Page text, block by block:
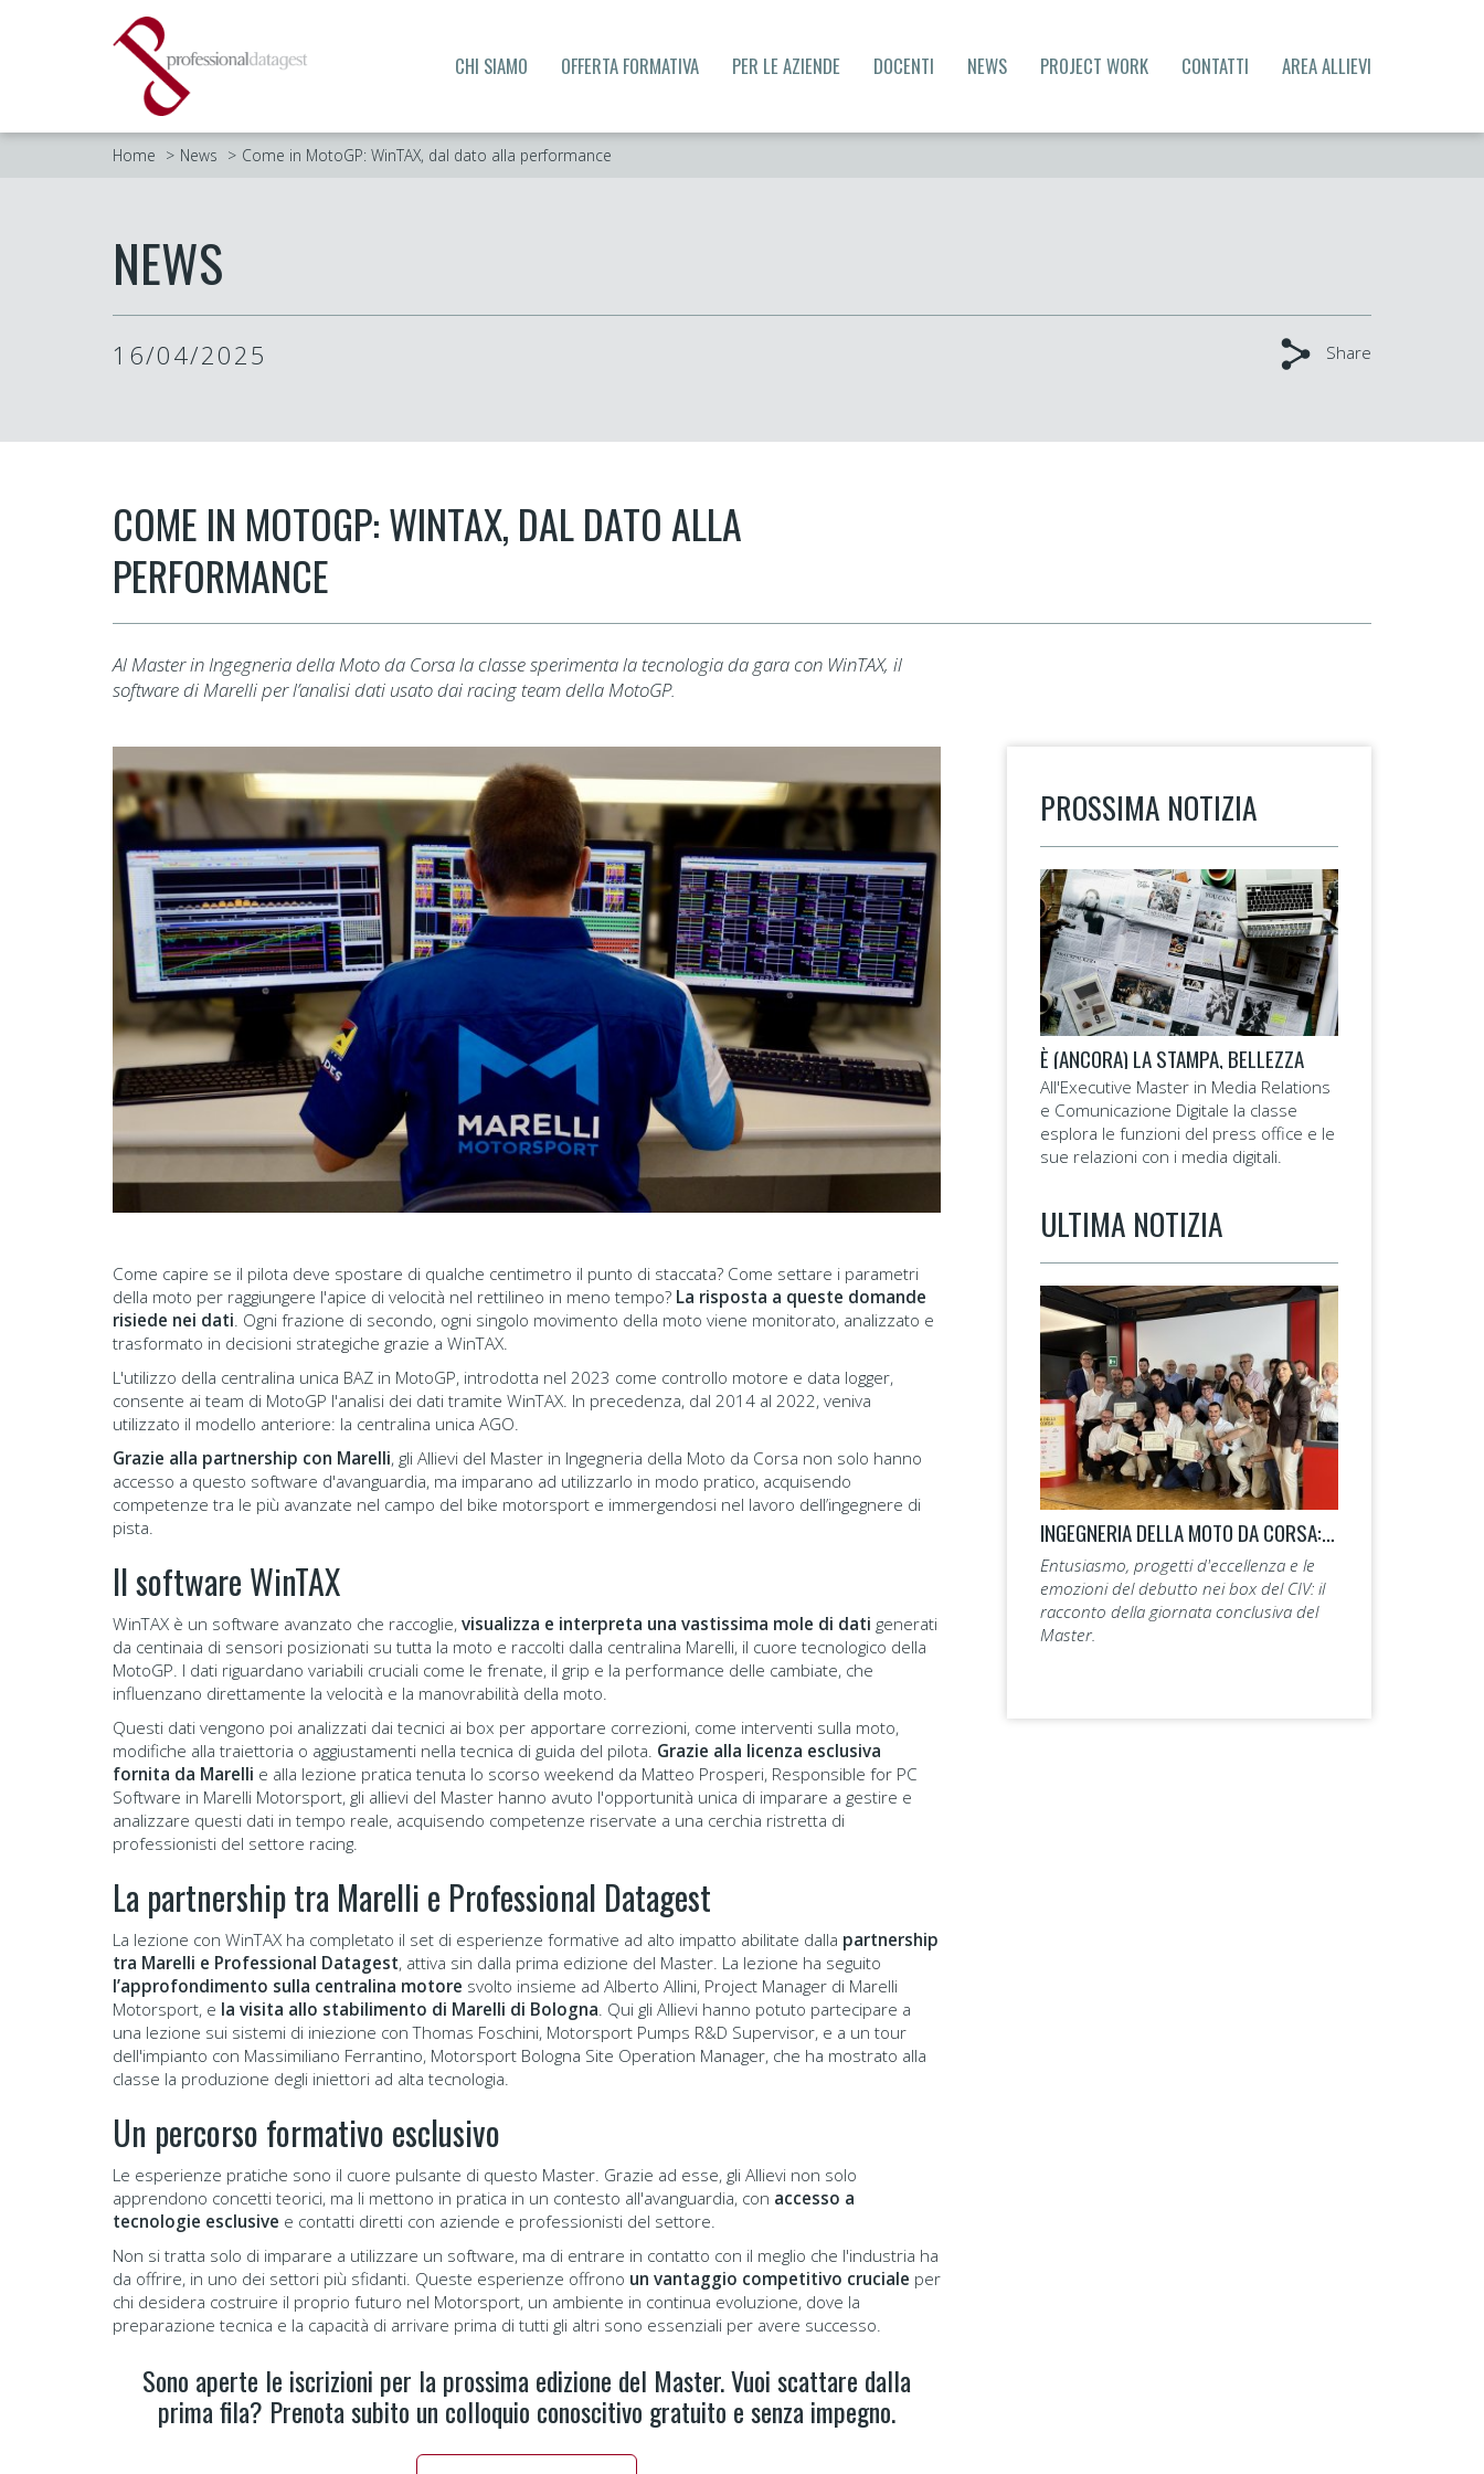
CHI SIAMO OFFERTA FORMATIVA PER LE AZIENDE DOCENTI NEWS PROJECT WORK CONTATTI AREA ALLIEVI
Home News Come in MotoGP: WinTAX, dal dato alla performance
NEWS
16/04/2025 Share
COME IN MOTOGP: WINTAX, DAL DATO ALLA
PERFORMANCE
Al Master in Ingegneria della Moto da Corsa la classe sperimenta la tecnologia da gara con WinTAX, il
software di Marelli per l’analisi dati usato dai racing team della MotoGP.​
Come capire se il pilota deve spostare di qualche centimetro il punto di staccata? Come settare i parametri
della moto per raggiungere l'apice di velocità nel rettilineo in meno tempo? La risposta a queste domande
risiede nei dati . Ogni frazione di secondo, ogni singolo movimento della moto viene monitorato, analizzato e
trasformato in decisioni strategiche grazie a WinTAX.
L'utilizzo della centralina unica BAZ in MotoGP, introdotta nel 2023 come controllo motore e data logger,
consente ai team di MotoGP l'analisi dei dati tramite WinTAX. In precedenza, dal 2014 al 2022, veniva
utilizzato il modello anteriore: la centralina unica AGO.
Grazie alla partnership con Marelli, gli Allievi del Master in Ingegneria della Moto da Corsa non solo hanno
accesso a questo software d'avanguardia, ma imparano ad utilizzarlo in modo pratico, acquisendo
competenze tra le più avanzate nel campo del bike motorsport e immergendosi nel lavoro dell’ingegnere di
pista.
Il software WinTAX
WinTAX è un software avanzato che raccoglie, visualizza e interpreta una vastissima mole di dati generati
da centinaia di sensori posizionati su tutta la moto e raccolti dalla centralina Marelli, il cuore tecnologico della
MotoGP. I dati riguardano variabili cruciali come le frenate, il grip e la performance delle cambiate, che
influenzano direttamente la velocità e la manovrabilità della moto.
Questi dati vengono poi analizzati dai tecnici ai box per apportare correzioni, come interventi sulla moto,
modifiche alla traiettoria o aggiustamenti nella tecnica di guida del pilota. Grazie alla licenza esclusiva
fornita da Marelli e alla lezione pratica tenuta lo scorso weekend da Matteo Prosperi, Responsible for PC
Software in Marelli Motorsport, gli allievi del Master hanno avuto l'opportunità unica di imparare a gestire e
analizzare questi dati in tempo reale, acquisendo competenze riservate a una cerchia ristretta di
professionisti del settore racing.
La partnership tra Marelli e Professional Datagest
La lezione con WinTAX ha completato il set di esperienze formative ad alto impatto abilitate dalla partnership
tra Marelli e Professional Datagest, attiva sin dalla prima edizione del Master. La lezione ha seguito
l’approfondimento sulla centralina motore svolto insieme ad Alberto Allini, Project Manager di Marelli
Motorsport, e la visita allo stabilimento di Marelli di Bologna . Qui gli Allievi hanno potuto partecipare a
una lezione sui sistemi di iniezione con Thomas Foschini, Motorsport Pumps R&D Supervisor, e a un tour
dell'impianto con Massimiliano Ferrantino, Motorsport Bologna Site Operation Manager, che ha mostrato alla
classe la produzione degli iniettori ad alta tecnologia.
Un percorso formativo esclusivo
Le esperienze pratiche sono il cuore pulsante di questo Master. Grazie ad esse, gli Allievi non solo
apprendono concetti teorici, ma li mettono in pratica in un contesto all'avanguardia, con accesso a
tecnologie esclusive e contatti diretti con aziende e professionisti del settore.
Non si tratta solo di imparare a utilizzare un software, ma di entrare in contatto con il meglio che l'industria ha
da offrire, in uno dei settori più sfidanti. Queste esperienze offrono un vantaggio competitivo cruciale per
chi desidera costruire il proprio futuro nel Motorsport, un ambiente in continua evoluzione, dove la
preparazione tecnica e la capacità di arrivare prima di tutti gli altri sono essenziali per avere successo.
Sono aperte le iscrizioni per la prossima edizione del Master. Vuoi scattare dalla
prima fila? Prenota subito un colloquio conoscitivo gratuito e senza impegno.
PROSSIMA NOTIZIA
È (ANCORA) LA STAMPA, BELLEZZA
All'Executive Master in Media Relations
e Comunicazione Digitale la classe
esplora le funzioni del press office e le
sue relazioni con i media digitali.
ULTIMA NOTIZIA
INGEGNERIA DELLA MOTO DA CORSA: LA 14ª EDIZIONE TAGLIA IL TRAGUARDO.
Entusiasmo, progetti d'eccellenza e le
emozioni del debutto nei box del CIV: il
racconto della giornata conclusiva del
Master.